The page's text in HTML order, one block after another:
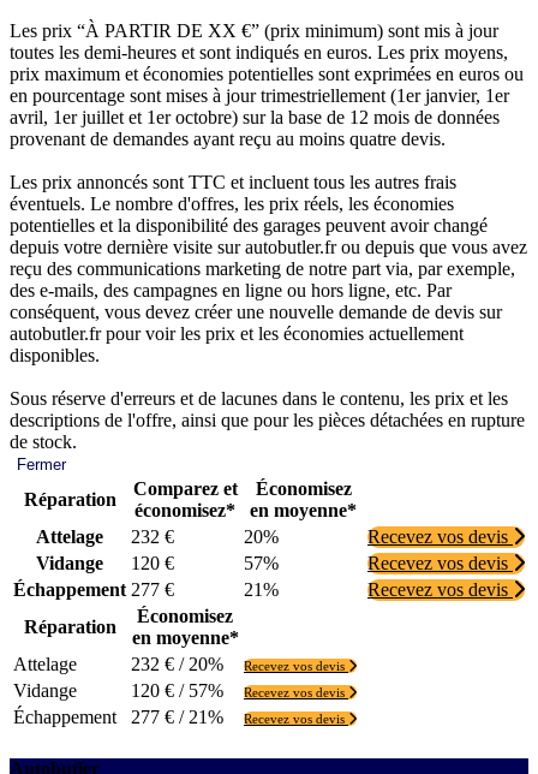
Les prix “À PARTIR DE XX €” (prix minimum) sont mis à jour
toutes les demi-heures et sont indiqués en euros. Les prix moyens,
prix maximum et économies potentielles sont exprimées en euros ou
en pourcentage sont mises à jour trimestriellement (1er janvier, 1er
avril, 1er juillet et 1er octobre) sur la base de 12 mois de données
provenant de demandes ayant reçu au moins quatre devis.
Les prix annoncés sont TTC et incluent tous les autres frais
éventuels. Le nombre d'offres, les prix réels, les économies
potentielles et la disponibilité des garages peuvent avoir changé
depuis votre dernière visite sur autobutler.fr ou depuis que vous avez
reçu des communications marketing de notre part via, par exemple,
des e-mails, des campagnes en ligne ou hors ligne, etc. Par
conséquent, vous devez créer une nouvelle demande de devis sur
autobutler.fr pour voir les prix et les économies actuellement
disponibles.
Sous réserve d'erreurs et de lacunes dans le contenu, les prix et les
descriptions de l'offre, ainsi que pour les pièces détachées en rupture
de stock.
Fermer
Réparation
Comparez et
économisez*
Économisez
en moyenne*
Attelage
232 € 20%
Recevez vos devis
Vidange
120 € 57%
Recevez vos devis
Échappement 277 € 21%
Recevez vos devis
Réparation
Économisez
en moyenne*
Attelage
232 € / 20% Recevez vos devis
Vidange 120 € / 57% Recevez vos devis
Échappement 277 € / 21% Recevez vos devis
Autobutler